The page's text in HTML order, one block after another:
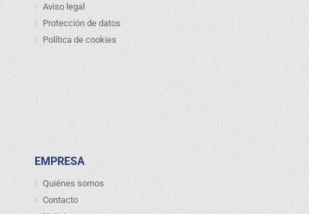
Aviso legal
Protección de datos
Política de cookies
EMPRESA
Quiénes somos
Contacto